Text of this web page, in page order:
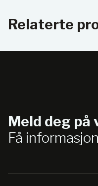
Relaterte
Meld deg på
Få